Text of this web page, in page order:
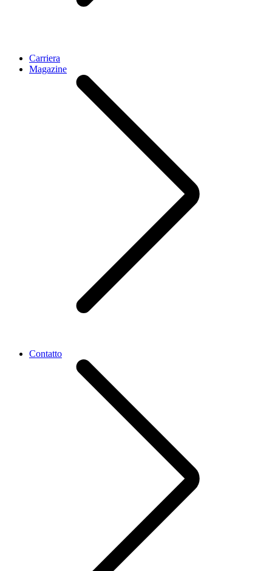
Carriera
Magazine
Contatto